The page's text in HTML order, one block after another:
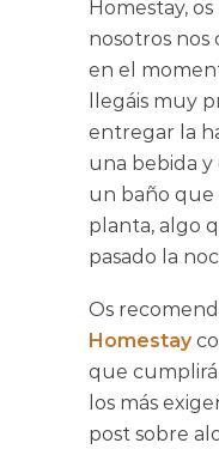
Homestay,
nosotros nos
en el
llegáis muy
entregar la
una bebida y
un baño que
planta, algo
pasado la
Os
Homestay
que cumplirá
los más
post sobre